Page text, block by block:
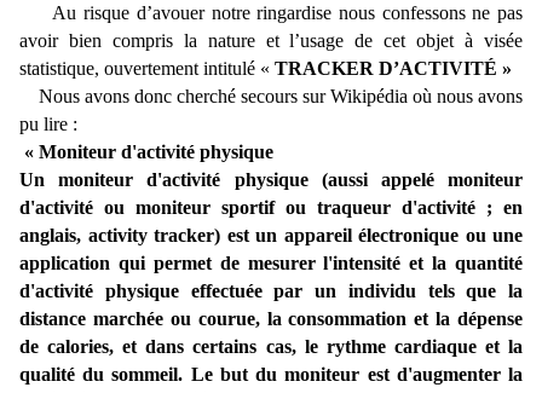
Au risque d’avouer notre ringardise nous confessons ne pas
avoir bien compris la nature et l’usage de cet objet à visée
statistique, ouvertement intitulé « TRACKER D’ACTIVITÉ »
Nous avons donc cherché secours sur Wikipédia où nous avons
pu lire :
« Moniteur d'activité physique
Un moniteur d'activité physique (aussi appelé moniteur
d'activité ou moniteur sportif ou traqueur d'activité ; en
anglais, activity tracker) est un appareil électronique ou une
application qui permet de mesurer l'intensité et la quantité
d'activité physique effectuée par un individu tels que la
distance marchée ou courue, la consommation et la dépense
de calories, et dans certains cas, le rythme cardiaque et la
qualité du sommeil. Le but du moniteur est d'augmenter la